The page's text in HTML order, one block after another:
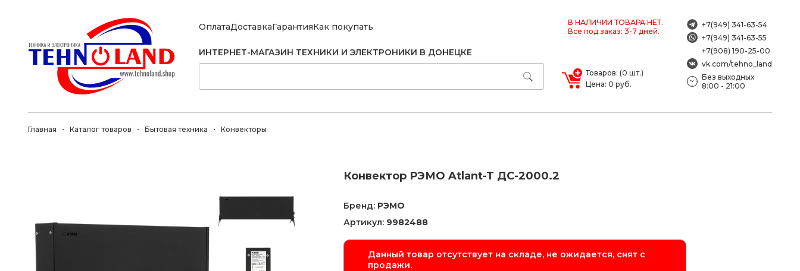
ОплатаДоставкаГарантияКак покупать
В НАЛИЧИИ ТОВАРА НЕТ.
Все под заказ: 3-7 дней.
ИНТЕРНЕТ-МАГАЗИН ТЕХНИКИ И ЭЛЕКТРОНИКИ В ДОНЕЦКЕ
Товаров: (0 шт.)
Цена: 0 руб.
+7(949) 341-63-54
+7(949) 341-63-55
+7(908) 190-25-00
vk.com/tehno_land
Без выходных
8:00 - 21:00
Главная Каталог товаров Бытовая техника Конвекторы
Конвектор РЭМО Atlant-T ДС-2000.2
Бренд: РЭМО
Артикул: 9982488
Данный товар отсутствует на складе, не ожидается, снят с
продажи.